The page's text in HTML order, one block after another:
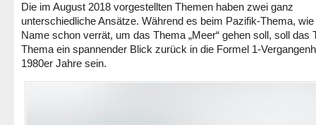
Die im August 2018 vorgestellten Themen haben zwei ganz
unterschiedliche Ansätze. Während es beim Pazifik-Thema,
Name schon verrät, um das Thema „Meer“ gehen soll, soll das
Thema ein spannender Blick zurück in die Formel 1-
1980er Jahre sein.